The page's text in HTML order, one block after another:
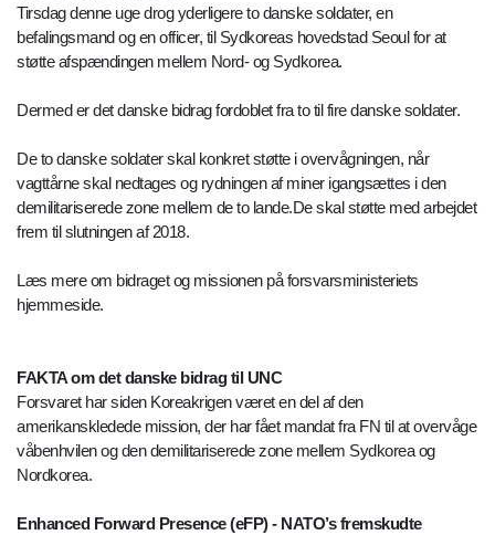
Tirsdag denne uge drog yderligere to danske soldater, en
befalingsmand og en officer, til Sydkoreas hovedstad Seoul for at
støtte afspændingen mellem Nord- og Sydkorea.
Dermed er det danske bidrag fordoblet fra to til fire danske soldater.
De to danske soldater skal konkret støtte i overvågningen, når
vagttårne skal nedtages og rydningen af miner igangsættes i den
demilitariserede zone mellem de to lande.De skal støtte med arbejdet
frem til slutningen af 2018.
Læs mere om bidraget og missionen på forsvarsministeriets
hjemmeside.
FAKTA om det danske bidrag til UNC
Forsvaret har siden Koreakrigen været en del af den
amerikanskledede mission, der har fået mandat fra FN til at overvåge
våbenhvilen og den demilitariserede zone mellem Sydkorea og
Nordkorea.
Enhanced Forward Presence (eFP) - NATO’s fremskudte